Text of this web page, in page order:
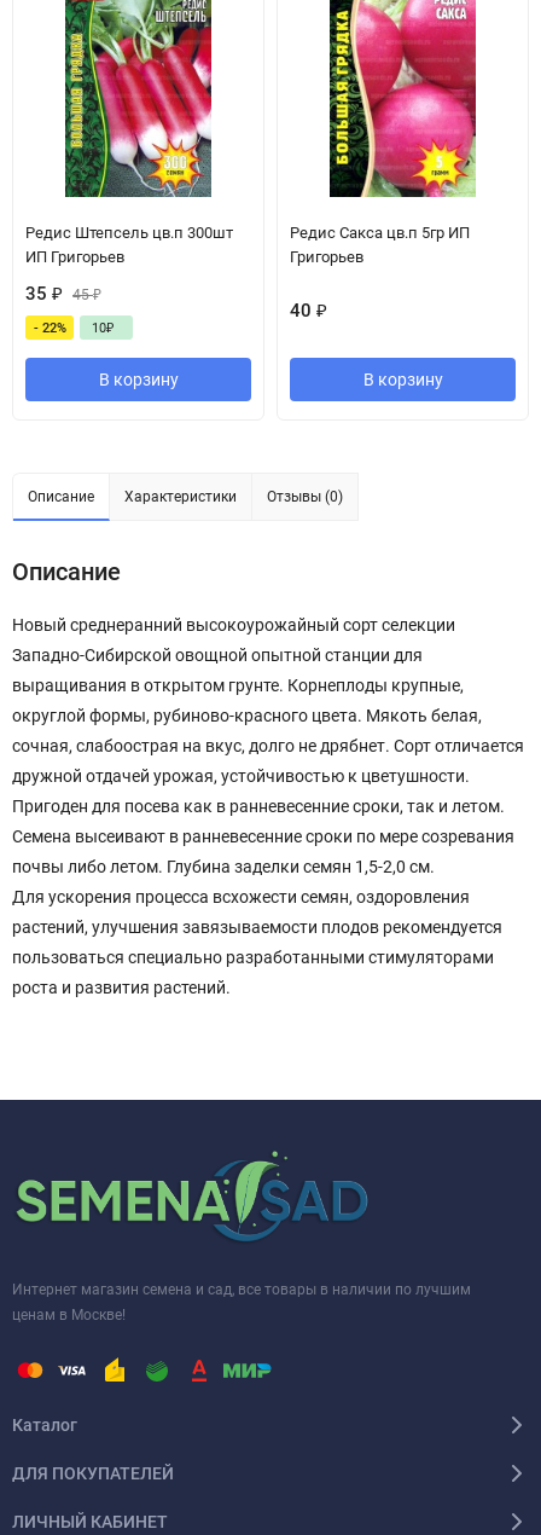
Редис Штепсель цв.п 300шт
ИП Григорьев
35 ₽ 45₽
- 22% 10₽
В корзину
Редис Сакса цв.п 5гр ИП
Григорьев
40 ₽
В корзину
Описание Характеристики Отзывы (0)
Описание
Новый среднеранний высокоурожайный сорт селекции
Западно-Сибирской овощной опытной станции для
выращивания в открытом грунте. Корнеплоды крупные,
округлой формы, рубиново-красного цвета. Мякоть белая,
сочная, слабоострая на вкус, долго не дрябнет. Сорт отличается
дружной отдачей урожая, устойчивостью к цветушности.
Пригоден для посева как в ранневесенние сроки, так и летом.
Семена высеивают в ранневесенние сроки по мере созревания
почвы либо летом. Глубина заделки семян 1,5-2,0 см.
Для ускорения процесса всхожести семян, оздоровления
растений, улучшения завязываемости плодов рекомендуется
пользоваться специально разработанными стимуляторами
роста и развития растений.
Интернет магазин семена и сад, все товары в наличии по лучшим
ценам в Москве!
Каталог
ДЛЯ ПОКУПАТЕЛЕЙ
ЛИЧНЫЙ КАБИНЕТ